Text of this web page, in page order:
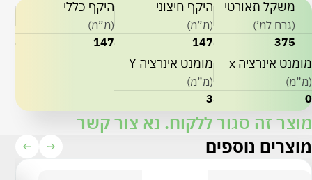
משקל תאורטי
(גרם למ’)
375
היקף חיצוני
(מ”מ)
147
היקף כללי
(מ”מ)
147
מומנט אינרציה x
(מ”מ)
0
מומנט אינרציה Y
(מ”מ)
3
מוצר זה סגור ללקוח. נא צור קשר
מוצרים נוספים